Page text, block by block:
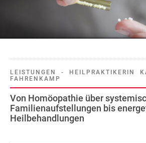
LEISTUNGEN - HEILPRAKTIKERIN
FAHRENKAMP
Von Homöopathie über
Familienaufstellungen bis
Heilbehandlungen